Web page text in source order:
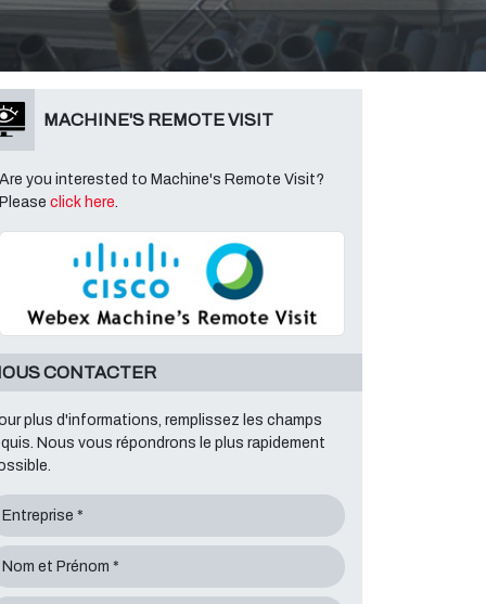
MACHINE'S REMOTE VISIT
Are you interested to Machine's Remote Visit?
Please click here.
CONTACTER
plus d'informations, remplissez les champs
Nous vous répondrons le plus rapidement
Entreprise *
Nom et Prénom *